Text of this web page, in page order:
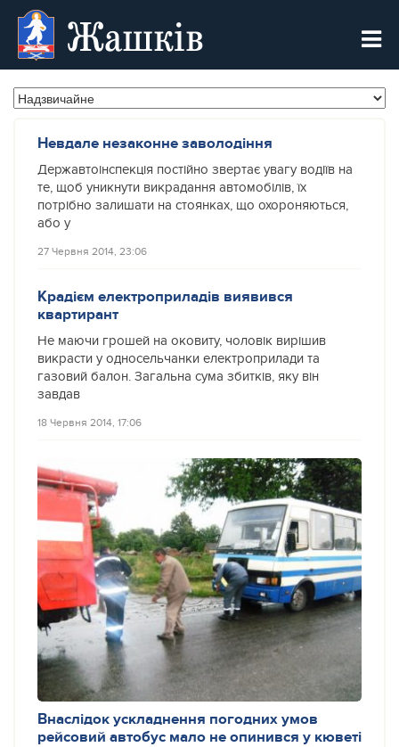
Жашків
Невдале незаконне заволодіння
Державтоінспекція постійно звертає увагу водіїв на
те, щоб уникнути викрадання автомобілів, їх
потрібно залишати на стоянках, що охороняються,
або у
27 Червня 2014, 23:06
Крадієм електроприладів виявився
квартирант
Не маючи грошей на оковиту, чоловік вирішив
викрасти у односельчанки електроприлади та
газовий балон. Загальна сума збитків, яку він
завдав
18 Червня 2014, 17:06
Внаслідок ускладнення погодних умов
рейсовий автобус мало не опинився у кюветі